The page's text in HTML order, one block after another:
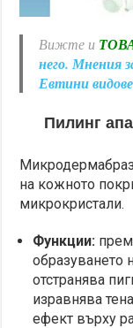
Вижте и
него. Мнения
Евтини
Пилинг
на кожното
микрокристали.
Функции:
образуването
отстранява
изравнява
ефект върху